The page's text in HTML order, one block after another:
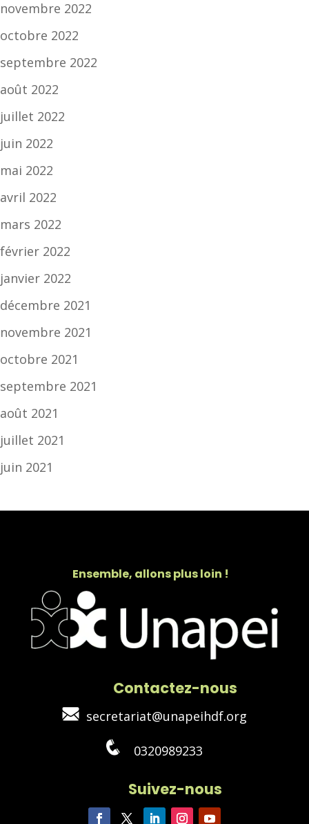
novembre 2022
octobre 2022
septembre 2022
août 2022
juillet 2022
juin 2022
mai 2022
avril 2022
mars 2022
février 2022
janvier 2022
décembre 2021
novembre 2021
octobre 2021
septembre 2021
août 2021
juillet 2021
juin 2021
Ensemble, allons plus loin !
Contactez-nous
secretariat@unapeihdf.org
0320989233
Suivez-nous